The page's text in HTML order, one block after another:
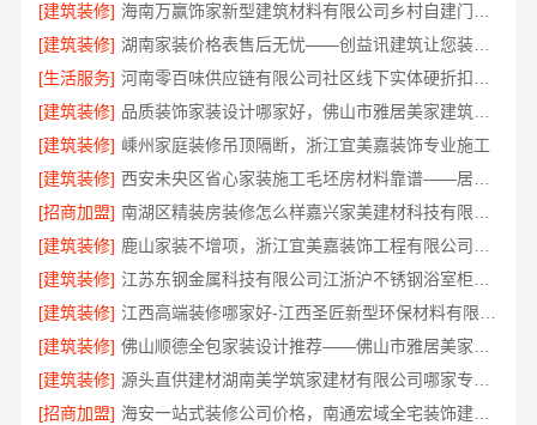
[建筑装修]
[建筑装修]
湖南家装价格表售后无忧——创益讯建筑让您装修更省心
[生活服务]
[建筑装修]
品质装饰家装设计哪家好，佛山市雅居美家建筑装饰工程有限公司资深团队全案定制
[建筑装修] 嵊州家庭装修吊顶隔断，浙江宜美嘉装饰专业施工
[建筑装修]
[招商加盟]
[建筑装修]
[建筑装修]
[建筑装修]
[建筑装修]
[建筑装修]
[招商加盟]
海安一站式装修公司价格，南通宏域全宅装饰建材有限公司源头直供